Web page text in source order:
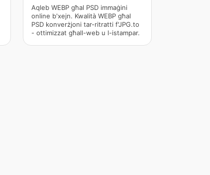
Aqleb WEBP għal PSD immaġini
online b'xejn. Kwalità WEBP għal
PSD konverżjoni tar-ritratti f'JPG.to
- ottimizzat għall-web u l-istampar.